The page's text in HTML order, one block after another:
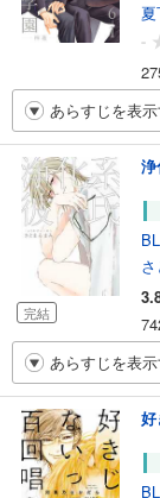
-
あらすじを表
完結
あらすじを表